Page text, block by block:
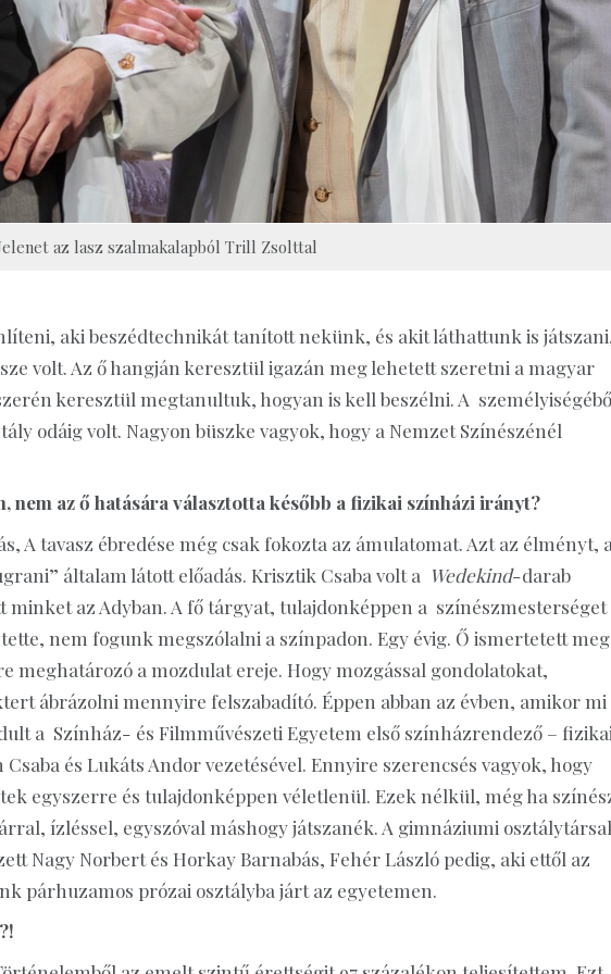
az lasz szalmakalapból Trill Zsolttal
aki beszédtechnikát tanított nekünk, és akit láthattunk is
volt. Az ő hangján keresztül igazán meg lehetett szeretni a magyar
keresztül megtanultuk, hogyan is kell beszélni. A
odáig volt. Nagyon büszke vagyok, hogy a Nemzet Színészénél
nem az ő hatására választotta később a fizikai színházi irányt?
A tavasz ébredése még csak fokozta az ámulatomat. Azt az élményt,
általam látott előadás. Krisztik Csaba volt a Wedekind-darab
az Adyban. A fő tárgyat, tulajdonképpen a színészmesterséget
nem fogunk megszólalni a színpadon. Egy évig. Ő ismertetett meg
meghatározó a mozdulat ereje. Hogy mozgással gondolatokat,
ábrázolni mennyire felszabadító. Éppen abban az évben, amikor mi
a Színház- és Filmművészeti Egyetem első színházrendező –
és Lukáts Andor vezetésével. Ennyire szerencsés vagyok, hogy
egyszerre és tulajdonképpen véletlenül. Ezek nélkül, még ha
ízléssel, egyszóval máshogy játszanék. A gimnáziumi
Nagy Norbert és Horkay Barnabás, Fehér László pedig, aki ettől az
párhuzamos prózai osztályba járt az egyetemen.